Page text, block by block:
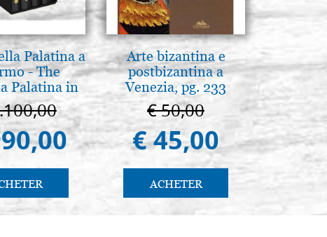
Palatina a
- The
Palatina in
Arte bizantina e
postbizantina a
Venezia, pg. 233
€ 50,00
€ 45,00
ACHETER
€
€